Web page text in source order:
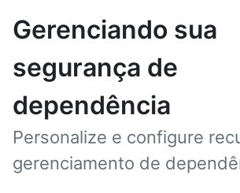
Gerenciando sua
segurança de
dependência
Personalize e configure
gerenciamento de